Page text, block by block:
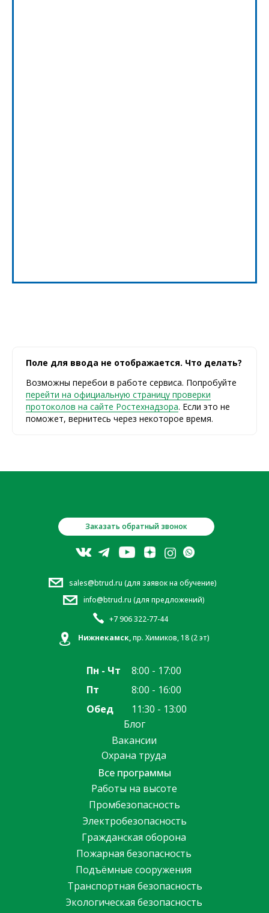
Поле для ввода не отображается. Что делать?
Возможны перебои в работе сервиса. Попробуйте
перейти на официальную страницу проверки
протоколов на сайте Ростехнадзора. Если это не
поможет, вернитесь через некоторое время.
info@btrud.ru (для предложений)
Нижнекамск,пр. Химиков, 18 (2 эт)
Пн - Чт
Пт
Обед
8:00 - 17:00
8:00 - 16:00
11:30 - 13:00
+7 906 322-77-44
Заказать обратный звонок
Все программы
Блог
Вакансии
sales@btrud.ru (для заявок на обучение)
Охрана труда
Пожарная безопасность
Промбезопасность
Работы на высоте
Транспортная безопасность
Электробезопасность
Экологическая безопасность
Гражданская оборона
Подъёмные сооружения